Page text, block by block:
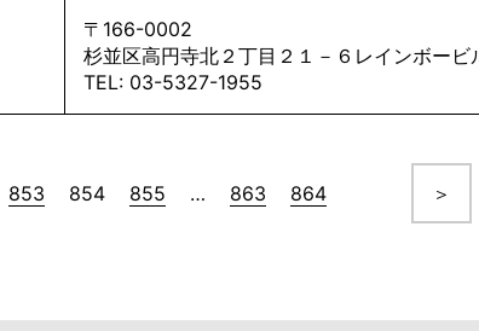
〒166-0002
杉並区高円寺北２丁目２１－６レインボービ
TEL: 03-5327-1955
853 854 855 … 863 864 ＞